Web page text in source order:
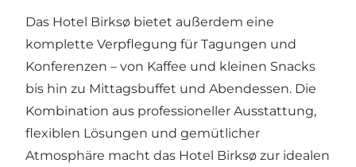
Das Hotel Birksø bietet außerdem eine
komplette Verpflegung für Tagungen und
Konferenzen – von Kaffee und kleinen Snacks
bis hin zu Mittagsbuffet und Abendessen. Die
Kombination aus professioneller Ausstattung,
flexiblen Lösungen und gemütlicher
Atmosphäre macht das Hotel Birksø zur idealen